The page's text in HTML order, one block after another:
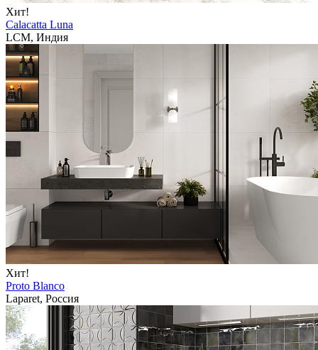
Хит!
Calacatta Luna
LCM, Индия
Хит!
Proto Blanco
Laparet, Россия